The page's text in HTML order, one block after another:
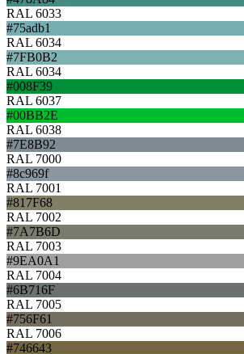
RAL 6033
#75adb1
RAL 6034
#7FB0B2
RAL 6034
#008F39
RAL 6037
#00BB2E
RAL 6038
#7E8B92
RAL 7000
#8c969f
RAL 7001
#817F68
RAL 7002
#7A7B6D
RAL 7003
#9EA0A1
RAL 7004
#6B716F
RAL 7005
#756F61
RAL 7006
#746643